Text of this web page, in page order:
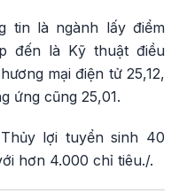
tin là ngành lấy điểm
đến là Kỹ thuật điều
mại điện tử 25,12,
ứng cũng 25,01.
lợi tuyển sinh 40
hơn 4.000 chỉ tiêu./.